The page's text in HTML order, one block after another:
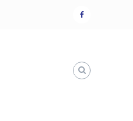
แฟน